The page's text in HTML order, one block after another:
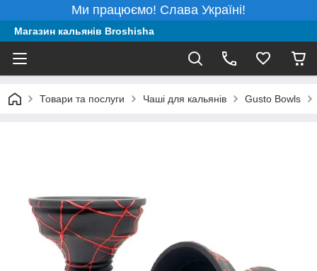
Ми працюємо! Слава Україні!
Магазин кальянів Broshisha
Товари та послуги Чаші для кальянів Gusto Bowls